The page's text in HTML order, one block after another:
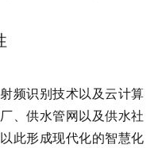
频识别技术以及云计算
、供水管网以及供水社
此形成现代化的智慧化